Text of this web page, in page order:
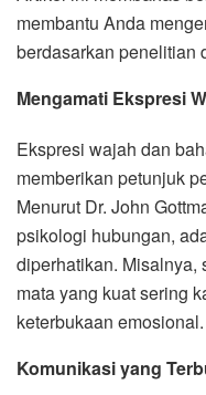
membantu Anda
berdasarkan penelitian
Mengamati Ekspresi
Ekspresi wajah dan
memberikan petunjuk
Menurut Dr. John
psikologi hubungan,
diperhatikan. Misalnya,
mata yang kuat sering
keterbukaan emosional.
Komunikasi yang